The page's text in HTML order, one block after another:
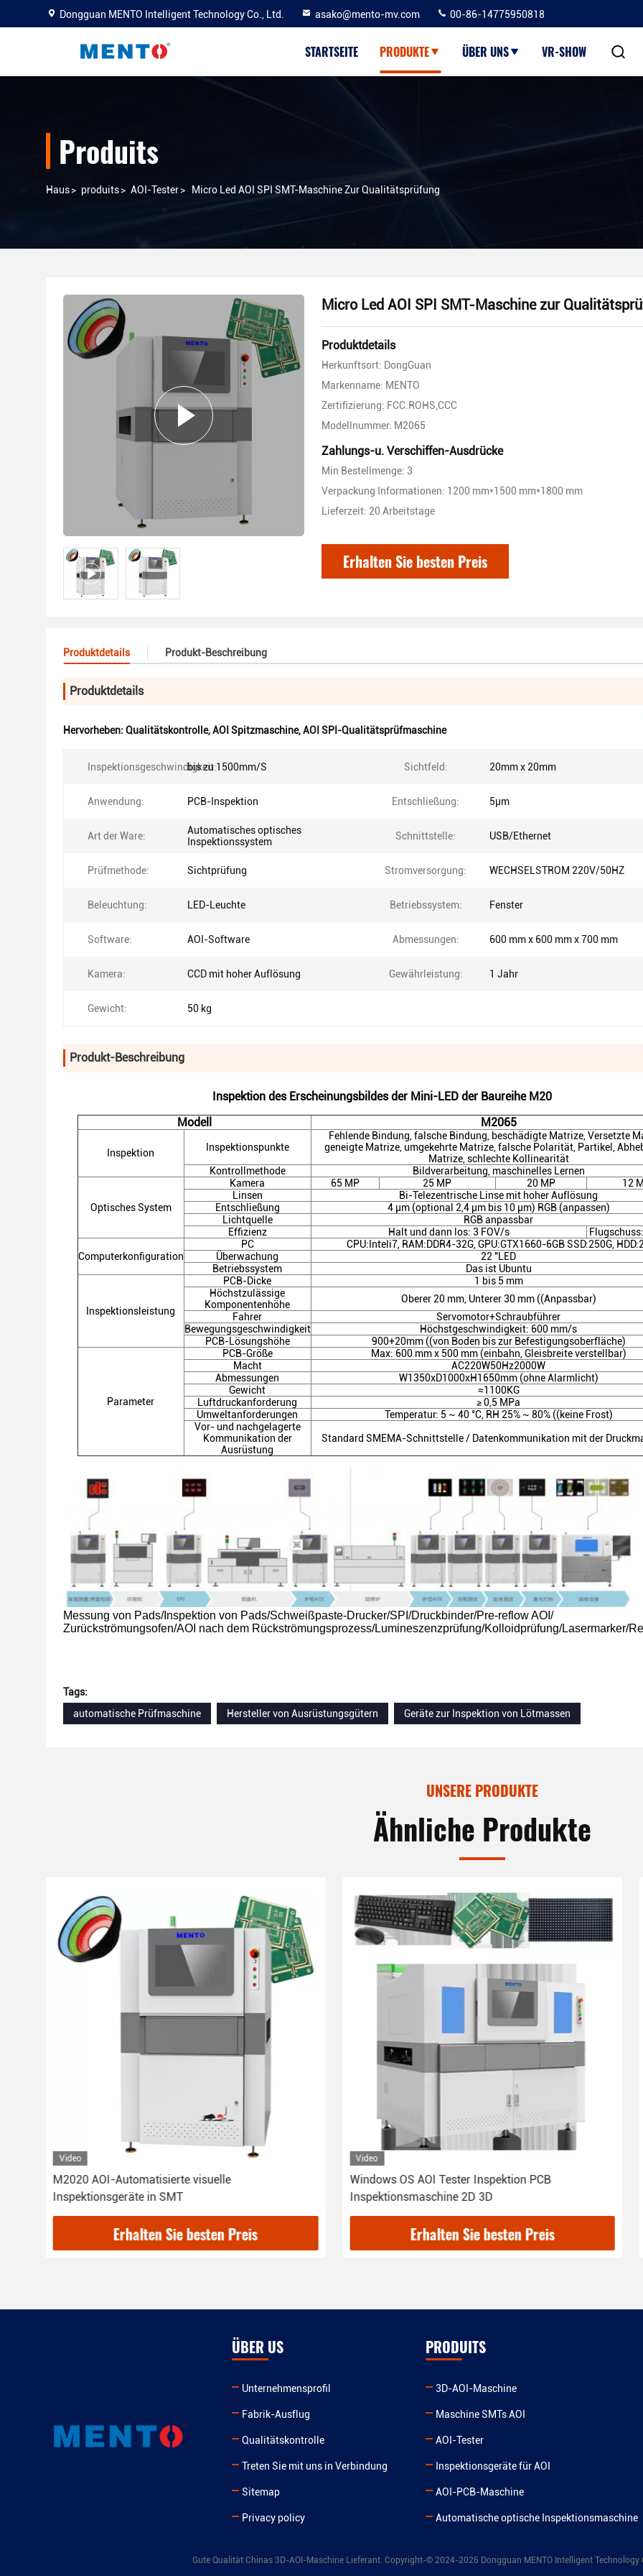
Dongguan MENTO Intelligent Technology Co., Ltd. asako@mento-mv.com 00-86-14775950818
STARTSEITE PRODUKTE ÜBER UNS VR-SHOW
Produits
Haus> produits> AOI-Tester> Micro Led AOI SPI SMT-Maschine Zur Qualitätsprüfung
Micro Led AOI SPI SMT-Maschine zur
Produktdetails
Herkunftsort: DongGuan
Markenname: MENTO
Zertifizierung: FCC.ROHS,CCC
Modellnummer: M2065
Zahlungs-u. Verschiffen-Ausdrücke
Min Bestellmenge: 3
Verpackung Informationen: 1200 mm*1500 mm*1800 mm
Lieferzeit: 20 Arbeitstage
Erhalten Sie besten Preis
Produktdetails Produkt-Beschreibung
Produktdetails
Hervorheben: Qualitätskontrolle,AOI Spitzmaschine,AOI SPI-Qualitätsprüfmaschine
Inspektionsgeschwindigkeit:bis zu 1500mm/S Sichtfeld: 20mm x 20mm
Anwendung: PCB-Inspektion Entschließung: 5μm
Art der Ware:
Automatisches optisches
Inspektionssystem
Schnittstelle: USB/Ethernet
Prüfmethode: Sichtprüfung Stromversorgung: WECHSELSTROM 220V/50HZ
Beleuchtung: LED-Leuchte Betriebssystem: Fenster
Software: AOI-Software Abmessungen: 600 mm x 600 mm x 700 mm
Kamera: CCD mit hoher Auflösung Gewährleistung: 1 Jahr
Gewicht: 50 kg
Produkt-Beschreibung
Inspektion des Erscheinungsbildes der Mini-LED der Baureihe M20
Modell
M2065
Inspektion Inspektionspunkte
Fehlende Bindung, falsche Bindung, beschädigte Matrize, Versetzte
geneigte Matrize, umgekehrte Matrize, falsche Polarität, Partikel,
Matrize, schlechte Kollinearität
Kontrollmethode
Bildverarbeitung, maschinelles Lernen
Optisches System
Kamera 65 MP 25 MP 20 MP
12
Linsen
Bi-Telezentrische Linse mit hoher Auflösung
Entschließung
4 μm (optional 2,4 μm bis 10 μm) RGB (anpassen)
Lichtquelle
RGB anpassbar
Effizienz
Halt und dann los: 3 FOV/s
Computerkonfiguration
PC
CPU:Inteli7, RAM:DDR4-32G, GPU:GTX1660-6GB SSD:250G,
Überwachung
22 "LED
Betriebssystem
Das ist Ubuntu
Inspektionsleistung
PCB-Dicke
1 bis 5 mm
Höchstzulässige
Komponentenhöhe
Oberer 20 mm, Unterer 30 mm ((Anpassbar)
Fahrer
Servomotor+Schraubführer
Bewegungsgeschwindigkeit
Höchstgeschwindigkeit: 600 mm/s
PCB-Lösungshöhe
900+20mm ((von Boden bis zur Befestigungsoberfläche)
Parameter
PCB-Größe
Max: 600 mm x 500 mm (einbahn, Gleisbreite verstellbar)
Macht
AC220W50Hz2000W
Abmessungen
W1350xD1000xH1650mm (ohne Alarmlicht)
Gewicht
≈1100KG
Luftdruckanforderung
≥ 0,5 MPa
Umweltanforderungen
Temperatur: 5 ~ 40 °C, RH 25% ~ 80% ((keine Frost)
Vor- und nachgelagerte
Kommunikation der
Ausrüstung
Standard SMEMA-Schnittstelle / Datenkommunikation mit der
Messung von Pads/Inspektion von Pads/Schweißpaste-Drucker/SPI/Druckbinder/Pre-reflow AOI/
Zurückströmungsofen/AOI nach dem Rückströmungsprozess/Lumineszenzprüfung/Kolloidprüfung/Lasermarker/
Tags:
automatische Prüfmaschine
Hersteller von Ausrüstungsgütern Geräte zur Inspektion von Lötmassen
UNSERE PRODUKTE
Ähnliche Produkte
Video
M2020 AOI-Automatisierte visuelle
Inspektionsgeräte in SMT
Erhalten Sie besten Preis
Video
Windows OS AOI Tester Inspektion PCB
Inspektionsmaschine 2D 3D
Erhalten Sie besten Preis
ÜBER US
Unternehmensprofil
Fabrik-Ausflug
Qualitätskontrolle
Treten Sie mit uns in Verbindung
Sitemap
Privacy policy
PRODUITS
3D-AOI-Maschine
Maschine SMTs AOI
AOI-Tester
Inspektionsgeräte für AOI
AOI-PCB-Maschine
Automatische optische Inspektionsmaschine
Gute Qualität Chinas 3D-AOI-Maschine Lieferant. Copyright-© 2024-2026 Dongguan MENTO Intelligent Technology